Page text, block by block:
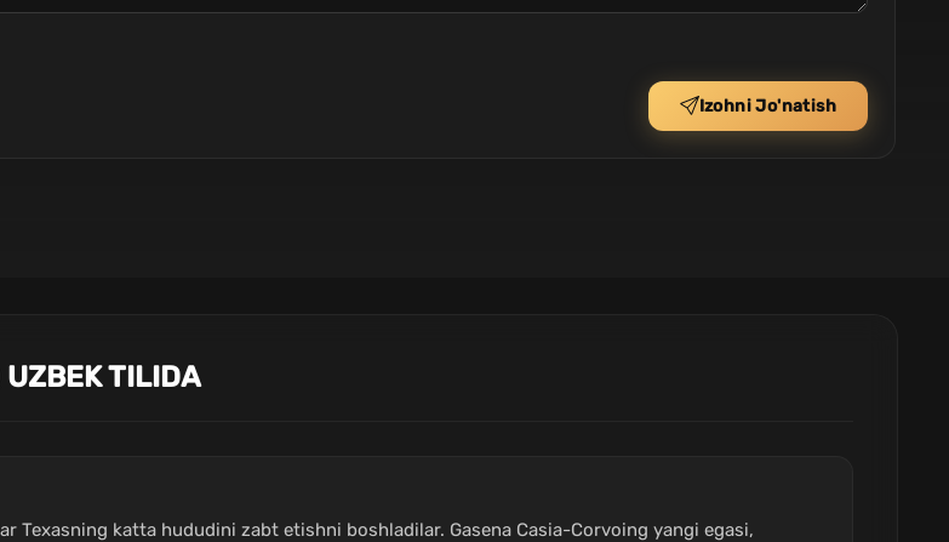
Izohni Jo'natish
TILIDA
Texasning katta hududini zabt etishni boshladilar. Gasena Casia-Corvoing yangi egasi,